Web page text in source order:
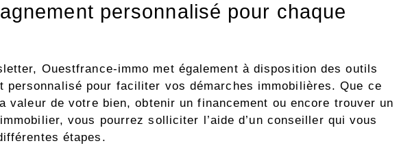
personnalisé pour chaque
Ouestfrance-immo met également à disposition des outils
personnalisé pour faciliter vos démarches immobilières. Que ce
valeur de votre bien, obtenir un financement ou encore trouver un
vous pourrez solliciter l’aide d’un conseiller qui vous
étapes.